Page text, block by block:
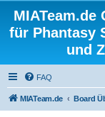
für Phantasy
und
FAQ
MIATeam.de Board